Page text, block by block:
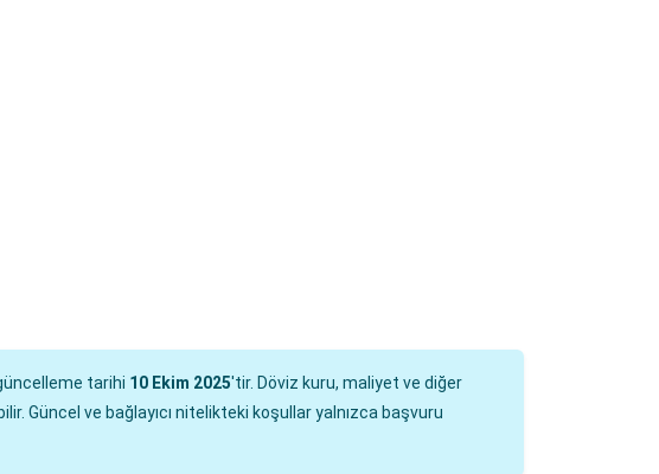
tarihi 10 Ekim 2025'tir. Döviz kuru, maliyet ve diğer
Güncel ve bağlayıcı nitelikteki koşullar yalnızca başvuru